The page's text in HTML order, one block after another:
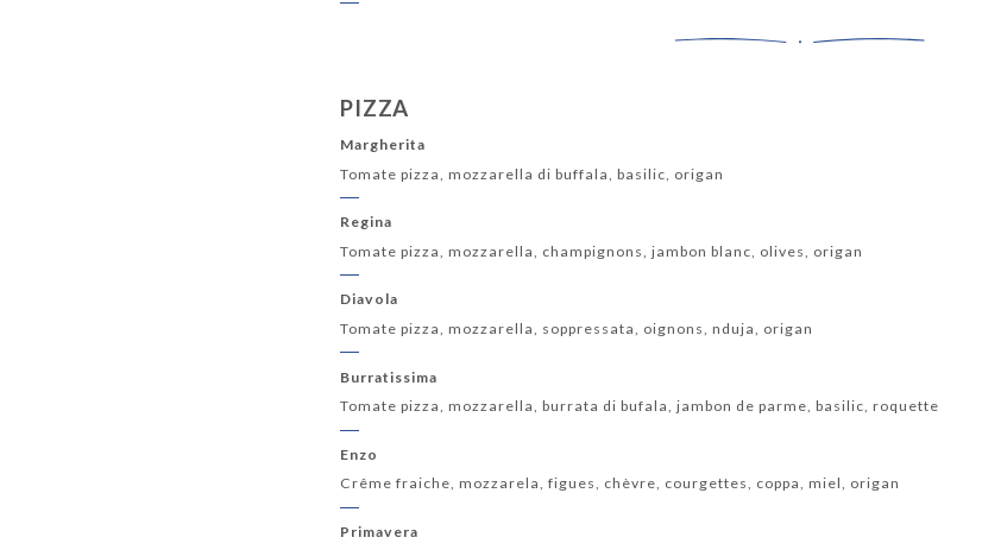
PIZZA
Margherita
Tomate pizza, mozzarella di buffala, basilic, origan
Regina
Tomate pizza, mozzarella, champignons, jambon blanc, olives, origan
Diavola
Tomate pizza, mozzarella, soppressata, oignons, nduja, origan
Burratissima
Tomate pizza, mozzarella, burrata di bufala, jambon de parme, basilic, roquette
Enzo
Crême fraiche, mozzarela, figues, chèvre, courgettes, coppa, miel, origan
Primavera